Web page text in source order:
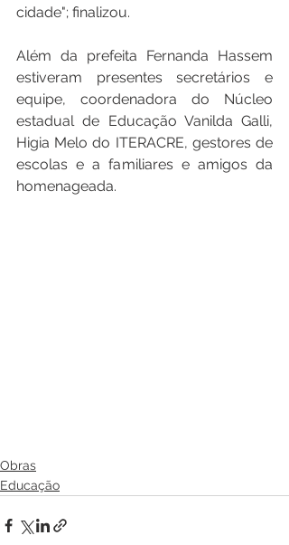
cidade"; finalizou.
Além da prefeita Fernanda Hassem
estiveram presentes secretários e
equipe, coordenadora do Núcleo
estadual de Educação Vanilda Galli,
Higia Melo do ITERACRE, gestores de
escolas e a familiares e amigos da
homenageada.
Obras
Educação